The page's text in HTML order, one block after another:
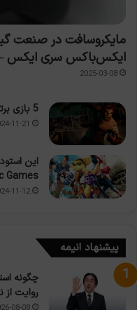
مایکروسافت در صنعت
ایکس‌باکس سری ایکس –
2025-03-08
5 بازی برتر Telltale Games
11-21
Games
11-12
پیشنهاد انیمه
چگونه
روایت از